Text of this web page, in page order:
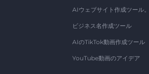
AIウェブサイト作成ツール。
ビジネス名作成ツール
AIのTikTok動画作成ツール
YouTube動画のアイデア